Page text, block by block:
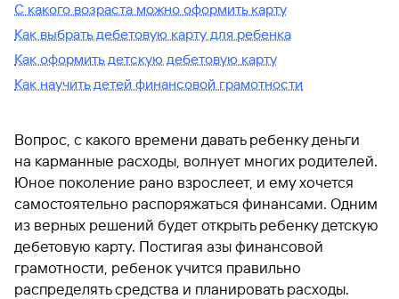
С какого возраста можно оформить карту
Как выбрать дебетовую карту для ребенка
Как оформить детскую дебетовую карту
Как научить детей финансовой грамотности
Вопрос, с какого времени давать ребенку деньги
на карманные расходы, волнует многих родителей.
Юное поколение рано взрослеет, и ему хочется
самостоятельно распоряжаться финансами. Одним
из верных решений будет открыть ребенку детскую
дебетовую карту. Постигая азы финансовой
грамотности, ребенок учится правильно
распределять средства и планировать расходы.